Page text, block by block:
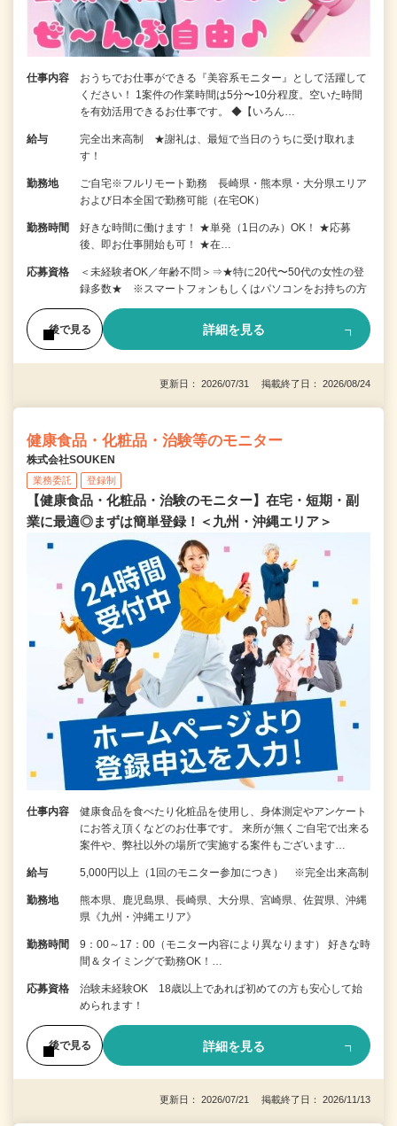
仕事内容
おうちでお仕事ができる『美容系モニター』として活躍して
ください！ 1案件の作業時間は5分〜10分程度。空いた時間
を有効活用できるお仕事です。 ◆【いろん…
給与
完全出来高制 ★謝礼は、最短で当日のうちに受け取れま
す！
勤務地
ご自宅※フルリモート勤務 長崎県・熊本県・大分県エリア
および日本全国で勤務可能（在宅OK）
勤務時間
好きな時間に働けます！ ★単発（1日のみ）OK！ ★応募
後、即お仕事開始も可！ ★在…
応募資格
＜未経験者OK／年齢不問＞⇒★特に20代〜50代の女性の登
録多数★ ※スマートフォンもしくはパソコンをお持ちの方
後で見る 詳細を見る
更新日： 2026/07/31 掲載終了日： 2026/08/24
健康食品・化粧品・治験等のモニター
株式会社SOUKEN
業務委託 登録制
【健康食品・化粧品・治験のモニター】在宅・短期・副
業に最適◎まずは簡単登録！＜九州・沖縄エリア＞
仕事内容
健康食品を食べたり化粧品を使用し、身体測定やアンケート
にお答え頂くなどのお仕事です。 来所が無くご自宅で出来る
案件や、弊社以外の場所で実施する案件もございます…
給与 5,000円以上（1回のモニター参加につき） ※完全出来高制
勤務地
熊本県、鹿児島県、長崎県、大分県、宮崎県、佐賀県、沖縄
県《九州・沖縄エリア》
勤務時間
9：00～17：00（モニター内容により異なります） 好きな時
間＆タイミングで勤務OK！…
応募資格
治験未経験OK 18歳以上であれば初めての方も安心して始
められます！
後で見る 詳細を見る
更新日： 2026/07/21 掲載終了日： 2026/11/13